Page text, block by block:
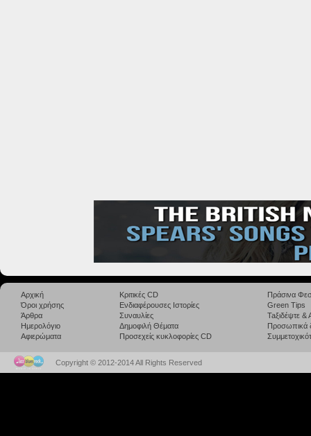
Αρχική
Όροι χρήσης
Άρθρα
Ημερολόγιο
Αφιερώματα
Κριτικές CD
Ενδιαφέρουσες Ιστορίες
Συναυλίες
Δημοφιλή Θέματα
Προσεχείς κυκλοφορίες CD
Πράσινα
Green Tips
Taξιδέψτε
Προσωπικά
Copyright © 2012-2014 All Rights Reserved